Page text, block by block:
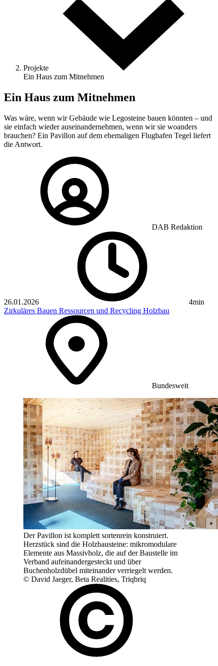
Projekte
Ein Haus zum Mitnehmen
Ein Haus zum Mitnehmen
Was wäre, wenn wir Gebäude wie Legosteine bauen könnten – und
sie einfach wieder auseinandernehmen, wenn wir sie woanders
brauchen? Ein Pavillon auf dem ehemaligen Flughafen Tegel liefert
die Antwort.
DAB Redaktion
26.01.2026
4min
Zirkuläres Bauen Ressourcen und Recycling Holzbau
Bundesweit
Der Pavillon ist komplett sortenrein konstruiert.
Herzstück sind die Holzbausteine: mikromodulare
Elemente aus Massivholz, die auf der Baustelle im
Verband aufeinandergesteckt und über
Buchenholzdübel miteinander verriegelt werden.
© David Jaeger, Beta Realities, Triqbriq